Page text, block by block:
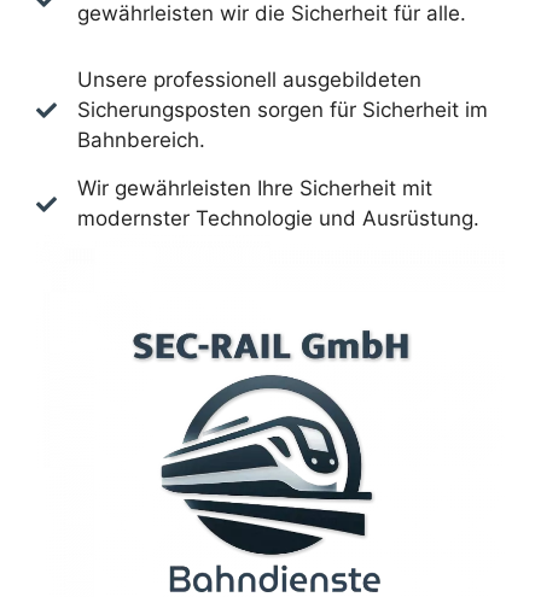
gewährleisten wir die Sicherheit für alle.
Unsere professionell ausgebildeten
Sicherungsposten sorgen für Sicherheit im
Bahnbereich.
Wir gewährleisten Ihre Sicherheit mit
modernster Technologie und Ausrüstung.